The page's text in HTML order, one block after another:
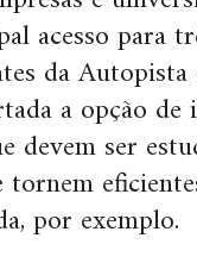
acesso para
da
a opção de
devem ser
tornem
por exemplo.